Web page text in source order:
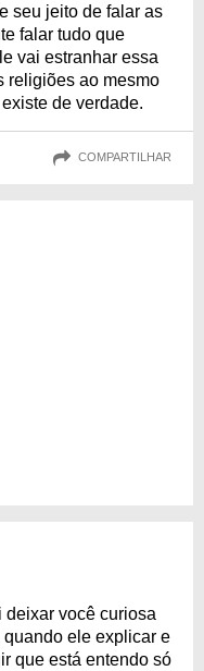
seu jeito de falar as
falar tudo que
vai estranhar essa
religiões ao mesmo
de verdade.
COMPARTILHAR
deixar você curiosa
ele explicar e
que está entendo só